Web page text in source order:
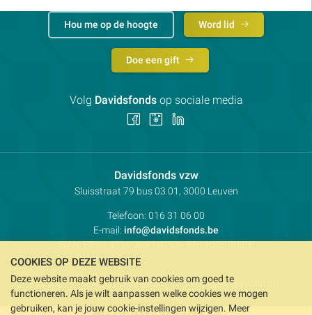
Davidsfonds vzwContactpersoon:
Adres:
Sluisstraat 79 bus 03.01, 3000 Leuven
Telefoon: 016 31 06 00
E-mail: info@davidsfonds.be
IBAN:BE98 4310 0693 8193- BIC:KREDBEBB
Privacy Koekjesvoorkeuren
Verkoopsvoorwaarden
Intellectueel eigendom
Hou me op de hoogte Word lid
Doe een gift
Volg Davidsfondsop sociale media
Volg Volg
COOKIES OP DEZE WEBSITE
Deze website maakt gebruik van cookies om goed te
functioneren. Als je wilt aanpassen welke cookies we mogen
gebruiken, kan je jouw cookie-instellingen wijzigen. Meer